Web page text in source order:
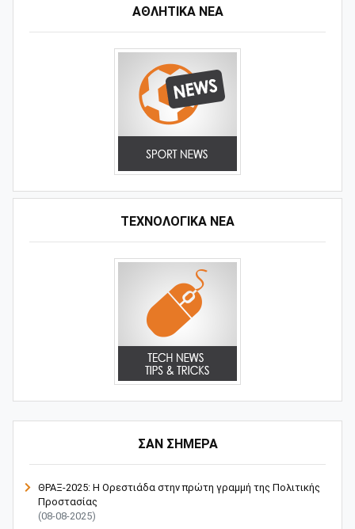
ΑΘΛΗΤΙΚΆ ΝΈΑ
ΤΕΧΝΟΛΟΓΙΚΑ ΝΕΑ
ΣΑΝ ΣΗΜΕΡΑ
ΘΡΑΞ-2025: Η Ορεστιάδα στην πρώτη γραμμή της Πολιτικής
Προστασίας
(08-08-2025)